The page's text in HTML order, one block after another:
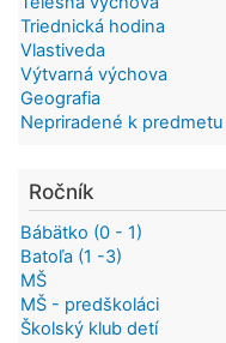
Triednická hodina
Vlastiveda
Výtvarná výchova
Geografia
Nepriradené k predmetu
Ročník
Bábätko (0 - 1)
Batoľa (1 -3)
MŠ
MŠ - predškoláci
Školský klub detí